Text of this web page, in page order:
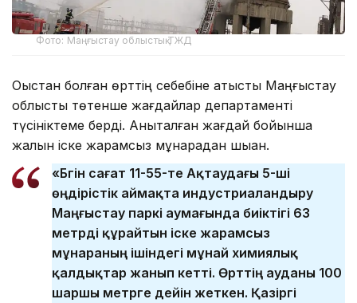
Фото: Маңғыстау облыстық ТЖД
Оқыстан болған өрттің себебіне қатысты Маңғыстау
облыстық төтенше жағдайлар департаменті
түсініктеме берді. Анықталған жағдай бойынша
жалын іске жарамсыз мұнарадан шыққан.
«Бүгін сағат 11-55-те Ақтаудағы 5-ші
өңдірістік аймақта индустриаландыру
Маңғыстау паркі аумағында биіктігі 63
метрді құрайтын іске жарамсыз
мұнараның ішіндегі мұнай химиялық
қалдықтар жанып кетті. Өрттің ауданы 100
шаршы метрге дейін жеткен. Қазіргі